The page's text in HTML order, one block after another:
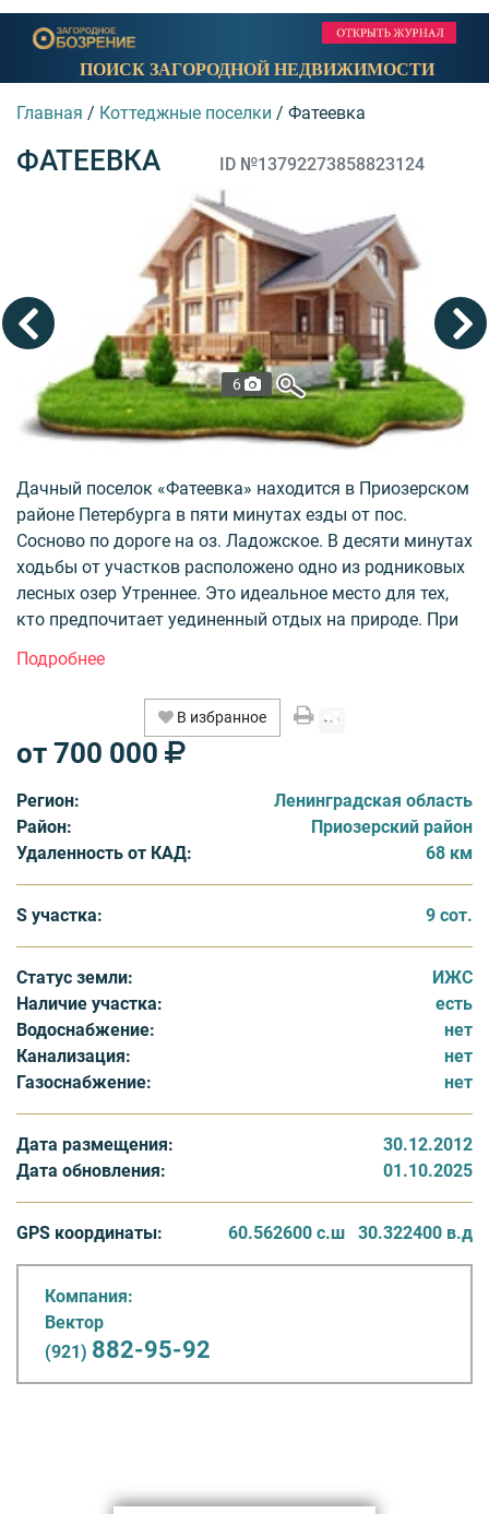
ПОИСК ЗАГОРОДНОЙ НЕДВИЖИМОСТИ
Главная / Коттеджные поселки / Фатеевка
ФАТЕЕВКА ID №13792273858823124
6
Дачный поселок «Фатеевка» находится в Приозерском
районе Петербурга в пяти минутах езды от пос.
Сосново по дороге на оз. Ладожское. В десяти минутах
ходьбы от участков расположено одно из родниковых
лесных озер Утреннее. Это идеальное место для тех,
кто предпочитает уединенный отдых на природе. При
возможности для активного отдыха – горнолыжные
спуски и катки, бассейны и гольф-поле, дискотеки,
ночные клубы и т.д.
участков по 12 соток и 2 участка по 9 соток. По
генеральному плану коттеджный поселок разделен на
2 части. 15 участков «Фатеевки» входят в границы
деревни Снегирёвка, расположенной рядом и получат
статус ИЖС. Стоимость этих земельных участков
лесополосой. Цена на них составляет 1000 000 рублей.
В двухстах метрах от поселка «Фатеевка» будет
проходить окружная дорога вокруг Сосново, по
которой легко можно добраться до города. В поселке
есть электричество. Работы по строительству
газопровода запланированы на текущий год.
Необходимые объекты инфраструктуры – магазины,
соседству населенных пунктах.
В избранное
от 700 000
Регион:
Ленинградская область
Район:
Приозерский район
Удаленность от КАД:
68 км
S участка: 9 сот.
Статус земли:
ИЖС
Наличие участка:
есть
Водоснабжение:
нет
Канализация:
нет
Газоснабжение:
нет
Дата размещения:
30.12.2012
Дата обновления:
01.10.2025
GPS координаты: 60.562600 с.ш 30.322400 в.д
Компания:
Вектор
(921) 882-95-92